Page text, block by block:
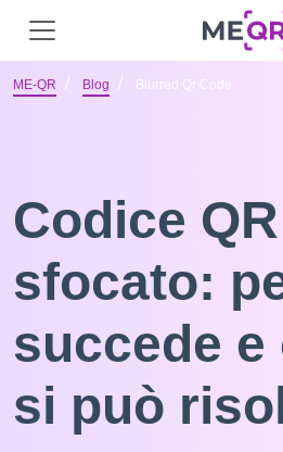
ME-QR Blog Blurred Qr Code
Codice QR
sfocato:
succede e
si può